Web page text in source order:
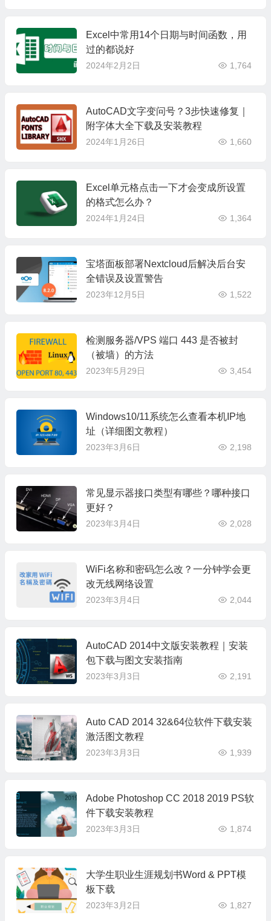
Excel中常用14个日期与时间函数，用
过的都说好
2024年2月2日 1,764
AutoCAD文字变问号？3步快速修复｜
附字体大全下载及安装教程
2024年1月26日 1,660
Excel单元格点击一下才会变成所设置
的格式怎么办？
2024年1月24日 1,364
宝塔面板部署Nextcloud后解决后台安
全错误及设置警告
2023年12月5日 1,522
检测服务器/VPS 端口 443 是否被封
（被墙）的方法
2023年5月29日 3,454
Windows10/11系统怎么查看本机IP地
址（详细图文教程）
2023年3月6日 2,198
常见显示器接口类型有哪些？哪种接口
更好？
2023年3月4日 2,028
WiFi名称和密码怎么改？一分钟学会更
改无线网络设置
2023年3月4日 2,044
AutoCAD 2014中文版安装教程｜安装
包下载与图文安装指南
2023年3月3日 2,191
Auto CAD 2014 32&64位软件下载安装
激活图文教程
2023年3月3日 1,939
Adobe Photoshop CC 2018 2019 PS软
件下载安装教程
2023年3月3日 1,874
大学生职业生涯规划书Word & PPT模
板下载
2023年3月2日 1,827